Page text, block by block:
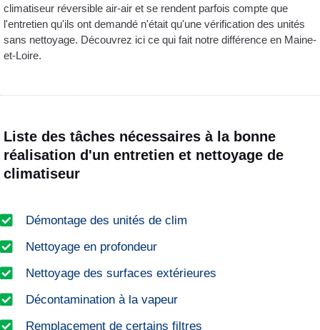
climatiseur réversible air-air et se rendent parfois compte que
l'entretien qu'ils ont demandé n'était qu'une vérification des unités
sans nettoyage. Découvrez ici ce qui fait notre différence en Maine-
et-Loire.
Liste des tâches nécessaires à la bonne
réalisation d'un entretien et nettoyage de
climatiseur
Démontage des unités de clim
Nettoyage en profondeur
Nettoyage des surfaces extérieures
Décontamination à la vapeur
Remplacement de certains filtres